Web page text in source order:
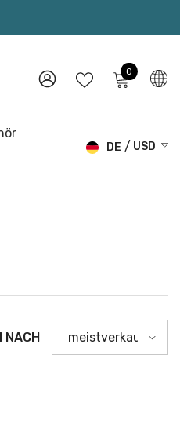
0 0
Artikel
DE USD
NACH meistverkauft